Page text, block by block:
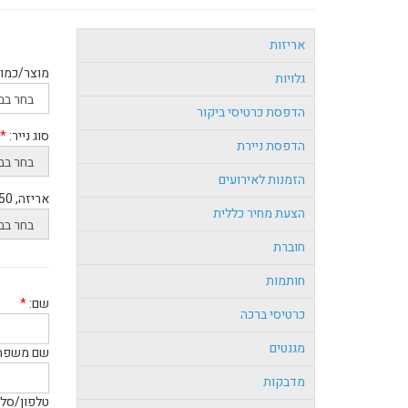
אריזות
גלויות
הדפסת כרטיסי ביקור
הדפסת ניירת
הזמנות לאירועים
הצעת מחיר כללית
חוברת
חותמות
כרטיסי ברכה
מגנטים
מדבקות
מוצר/
סוג נייר:*
אריזה, 50 בקופסה:
שם:*
שם
טלפון/